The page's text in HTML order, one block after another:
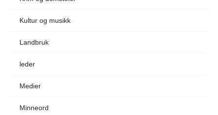
Kultur og musikk
Landbruk
leder
Medier
Minneord